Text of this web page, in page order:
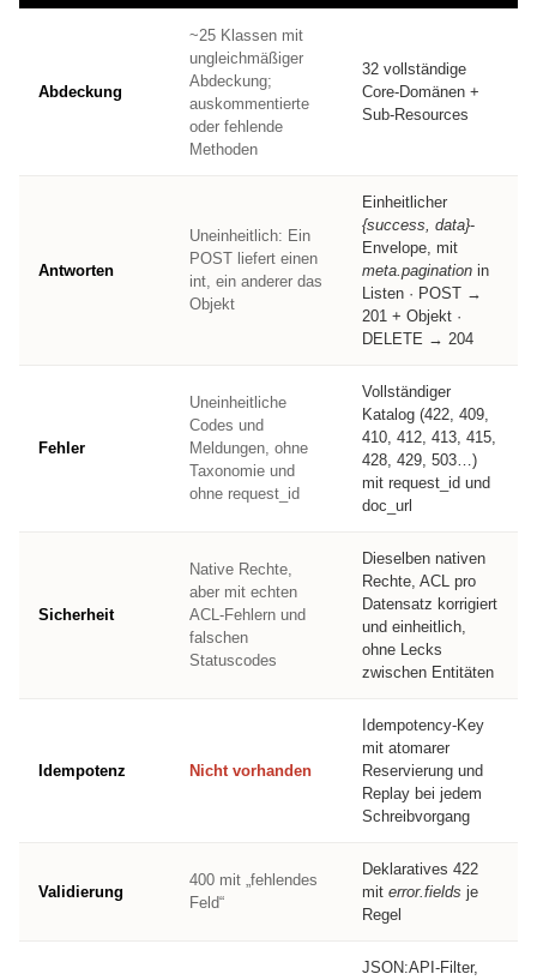
Abdeckung
~25 Klassen mit
ungleichmäßiger
Abdeckung;
auskommentierte
oder fehlende
Methoden
32 vollständige
Core-Domänen +
Sub-Resources
Antworten
Uneinheitlich: Ein
POST liefert einen
int, ein anderer das
Objekt
Einheitlicher
{success, data}-
Envelope, mit
meta.pagination in
Listen · POST →
201 + Objekt ·
DELETE → 204
Fehler
Uneinheitliche
Codes und
Meldungen, ohne
Taxonomie und
ohne request_id
Vollständiger
Katalog (422, 409,
410, 412, 413, 415,
428, 429, 503…)
mit request_id und
doc_url
Sicherheit
Native Rechte,
aber mit echten
ACL-Fehlern und
falschen
Statuscodes
Dieselben nativen
Rechte, ACL pro
Datensatz korrigiert
und einheitlich,
ohne Lecks
zwischen Entitäten
Idempotenz Nicht vorhanden
Idempotency-Key
mit atomarer
Reservierung und
Replay bei jedem
Schreibvorgang
Validierung
400 mit „fehlendes
Feld“
Deklaratives 422
mit error.fields je
Regel
JSON:API-Filter,